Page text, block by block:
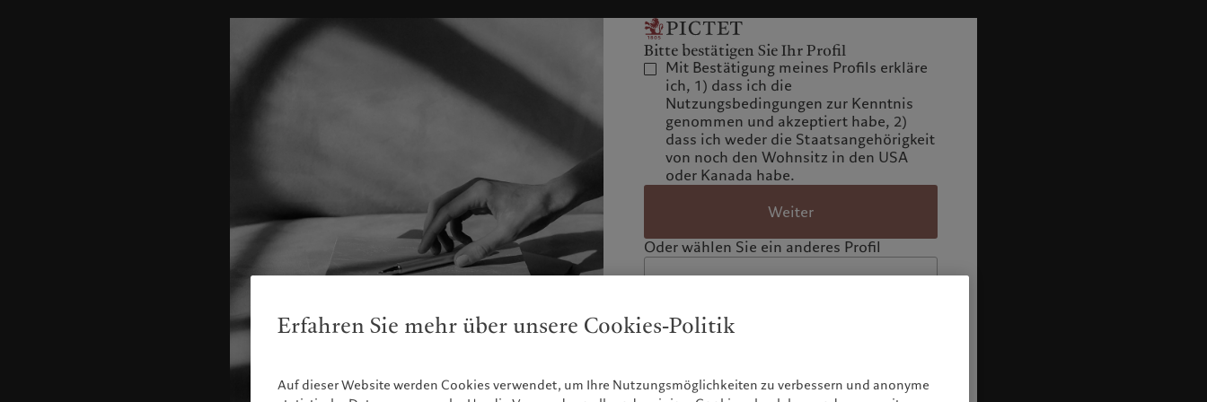
Bitte bestätigen Sie Ihr Profil
Mit Bestätigung meines Profils erkläre
ich, 1) dass ich die
Nutzungsbedingungen zur Kenntnis
genommen und akzeptiert habe, 2)
dass ich weder die Staatsangehörigkeit
von noch den Wohnsitz in den USA
oder Kanada habe.
Weiter
Oder wählen Sie ein anderes Profil
Erfahren Sie mehr über unsere Cookies-Politik
Auf dieser Website werden Cookies verwendet, um Ihre Nutzungsmöglichkeiten zu verbessern und anonyme